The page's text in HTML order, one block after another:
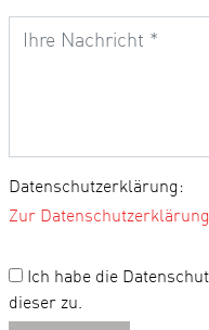
Datenschutzerklärung:
Zur Datenschutzerklärung
dieser zu.